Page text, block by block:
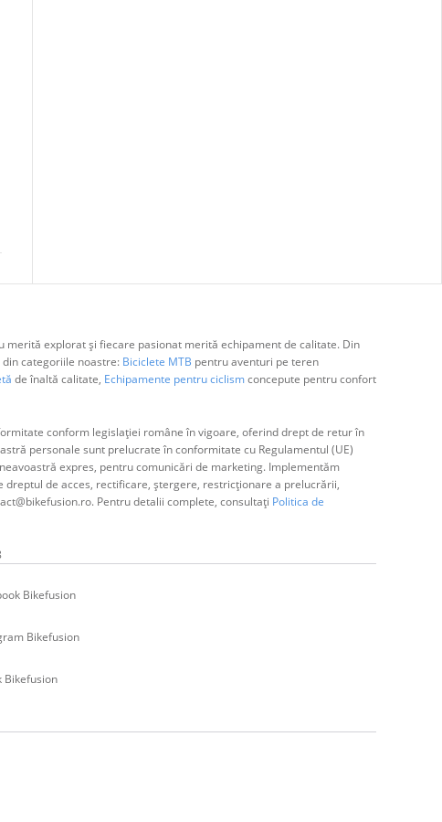
explorat și fiecare pasionat merită echipament de calitate. Din
categoriile noastre:Biciclete MTB pentru aventuri pe teren
de înaltă calitate, Echipamente pentru ciclismconcepute pentru confort
conform legislației române în vigoare, oferind drept de retur în
personale sunt prelucrate în conformitate cu Regulamentul (UE)
expres, pentru comunicări de marketing. Implementăm
de acces, rectificare, ștergere, restricționare a prelucrării,
Pentru detalii complete, consultați Politica de
Bikefusion
Bikefusion
Bikefusion